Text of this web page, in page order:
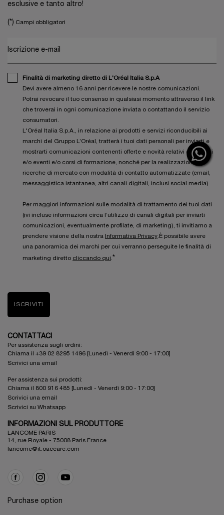
esclusive e tanto altro!
(*) Campi obbligatori
Iscrizione e-mail
Finalità di marketing diretto di L'Oréal Italia S.p.A
Devi avere almeno 16 anni per ricevere le nostre comunicazioni.
Potrai revocare il tuo consenso in qualsiasi momento attraverso il link
che troverai in ogni comunicazione inviata o contattando il servizio
consumatori.
L'Oréal Italia S.p.A., in relazione ai prodotti e servizi riconducibili ai
marchi del Gruppo L’Oréal, tratterà i tuoi dati personali per inviarti e
mostrarti comunicazioni contenenti offerte e novità relativi a prodotti
e/o eventi e/o corsi di formazione, nonché per la realizzazione di
ricerche di mercato con modalità di contatto automatizzate (email,
messaggistica istantanea, altri canali digitali, inclusi social media)
Per maggiori informazioni sulle modalità di trattamento dei tuoi dati
(ivi incluse informazioni circa l’utilizzo di canali digitali per inviarti
comunicazioni, eventualmente profilate, di marketing), ti invitiamo a
prendere visione della nostra
Informativa Privacy .È possibile avere
una panoramica dei marchi per cui verranno perseguite le finalità di
marketing diretto cliccando qui *
ISCRIVITI
CONTATTACI
Per assistenza sugli ordini:
Chiama il +39 02 8295 1496 [Lunedì - Venerdì 9:00 - 17:00]
Scrivici una email
Per assistenza sui prodotti:
Chiama il 800 916 485 [Lunedì - Venerdì 9:00 - 17:00]
Scrivici una email
Scrivici su Whatsapp
INFORMAZIONI SUL PRODUTTORE
LANCOME PARIS
14, rue Royale - 75008 Paris France
lancome@it.oaccare.com
Purchase option